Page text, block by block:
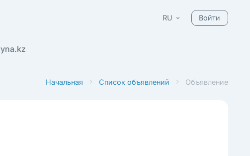
RU Войти
Начальная Список объявлений Объявление